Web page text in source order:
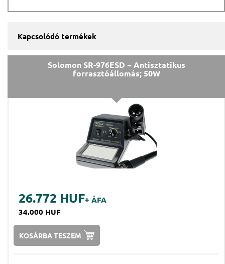
Kapcsolódó termékek
Solomon SR-976ESD ~ Antisztatikus
forrasztóállomás; 50W
26.772 HUF+ ÁFA
34.000 HUF
KOSÁRBA TESZEM